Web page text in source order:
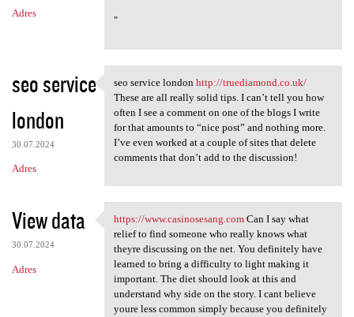
Adres
"
seo service
london
30.07.2024
Adres
seo service london http:/
seo service london http://truediamond.co.uk/
These are all really solid tips. I can’t tell you how
often I see a comment on one of the blogs I write
for that amounts to “nice post” and nothing more.
I’ve even worked at a couple of sites that delete
comments that don’t add to the discussion!
View data
30.07.2024
Adres
https://www.casinosesang.com
https://www.casinosesang.comCan I say what
relief to find someone who really knows what
theyre discussing on the net. You definitely have
learned to bring a difficulty to light making it
important. The diet should look at this and
understand why side on the story. I cant believe
youre less common simply because you definitely